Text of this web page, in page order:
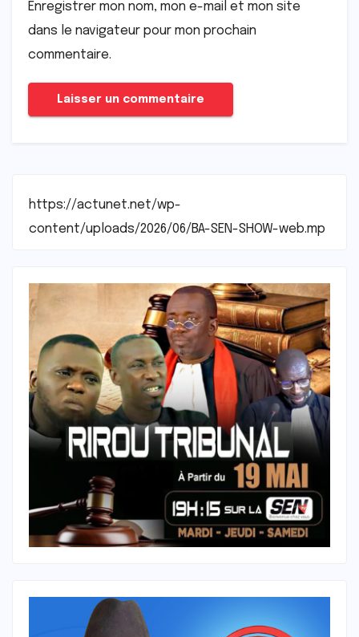
Enregistrer mon nom, mon e-mail et mon site
dans le navigateur pour mon prochain
commentaire.
https://actunet.net/wp-
content/uploads/2026/06/BA-SEN-SHOW-web.mp